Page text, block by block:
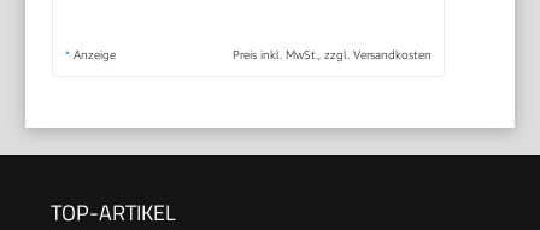
* Anzeige Preis inkl. MwSt., zzgl. Versandkosten
TOP-ARTIKEL